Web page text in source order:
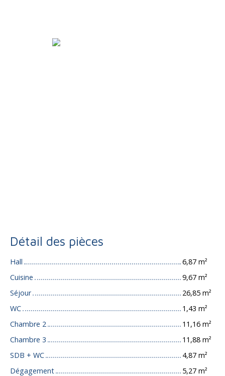
Détail des pièces
Hall
6,87 m²
Cuisine
9,67 m²
Séjour
26,85 m²
WC
1,43 m²
Chambre 2
11,16 m²
Chambre 3
11,88 m²
SDB + WC
4,87 m²
Dégagement
5,27 m²